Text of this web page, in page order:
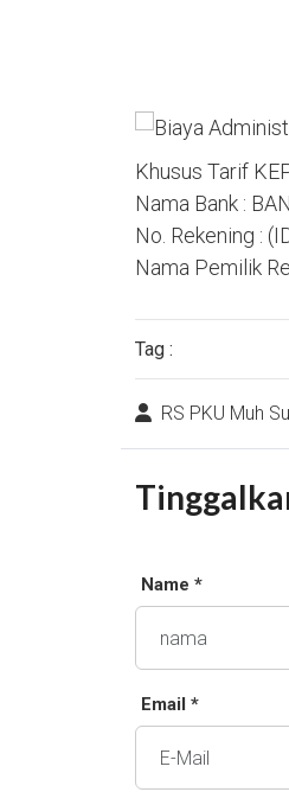
Khusus Tarif
Nama Bank :
No. Rekening :
Nama Pemilik
Tag :
RS PKU Muh
Name *
Email *